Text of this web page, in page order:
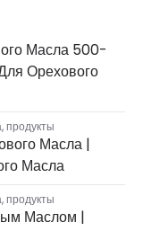
Масла 500-
Орехового
,продукты
Масла |
Масла
,продукты
Маслом |